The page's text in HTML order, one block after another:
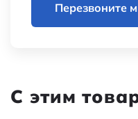
Перезвоните
С этим